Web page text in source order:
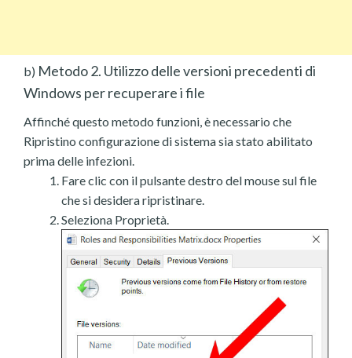
b) Metodo 2. Utilizzo delle versioni precedenti di
Windows per recuperare i file
Affinché questo metodo funzioni, è necessario che
Ripristino configurazione di sistema sia stato abilitato
prima delle infezioni.
Fare clic con il pulsante destro del mouse sul file
che si desidera ripristinare.
Seleziona Proprietà.